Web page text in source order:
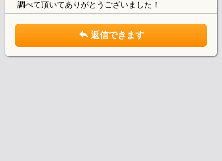
調べて頂いてありがとうございました！
返信できます